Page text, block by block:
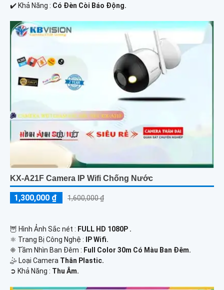
️✔️ Khả Năng : Có Ðèn Còi Báo Động.
KX-A21F Camera IP Wifi Chống Nước
1,300,000 ₫ 1,600,000 ₫
🦉 Hình Ảnh Sắc nét : FULL HD 1080P .
⚛️ Trang Bị Công Nghệ :
IP Wifi.
❈ Tầm Nhìn Ban Đêm : Full Color 30m Có Màu Ban Ðêm.
🤹 Loại Camera Thân Plastic.
️➲ Khả Năng : Thu Âm.